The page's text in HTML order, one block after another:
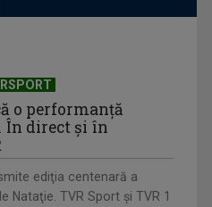
de Ministerul Educației
o performanţă
În direct şi în
ediţia centenară a
Nataţie. TVR Sport şi TVR 1